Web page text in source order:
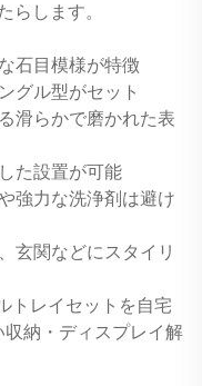
らします。
石目模様が特徴
グル型がセット
滑らかで磨かれた表
た設置が可能
強力な洗浄剤は避け
玄関などにスタイリ
トレイセットを自宅
納・ディスプレイ解